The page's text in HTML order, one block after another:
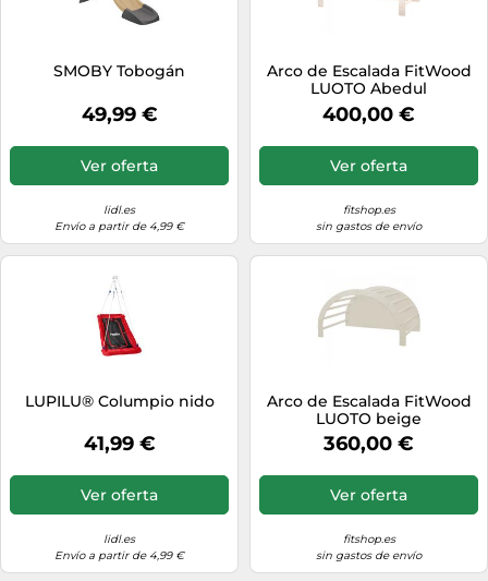
SMOBY Tobogán
49,99 €
Ver oferta
lidl.es
Envío a partir de 4,99 €
Arco de Escalada FitWood
LUOTO Abedul
400,00 €
Ver oferta
fitshop.es
sin gastos de envío
LUPILU® Columpio nido
41,99 €
Ver oferta
lidl.es
Envío a partir de 4,99 €
Arco de Escalada FitWood
LUOTO beige
360,00 €
Ver oferta
fitshop.es
sin gastos de envío